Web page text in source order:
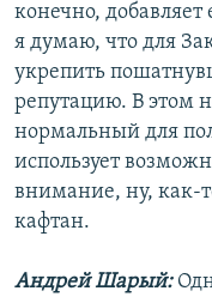
конечно, добавляет
я думаю, что для
укрепить
репутацию. В этом
нормальный для
использует
внимание, ну, как-
кафтан.
Андрей Шарый: